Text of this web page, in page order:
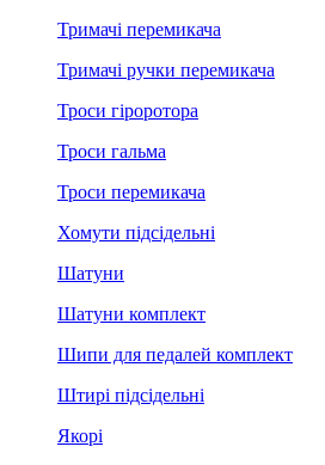
Тримачі перемикача
Тримачі ручки перемикача
Троси гіроротора
Троси гальма
Троси перемикача
Хомути підсідельні
Шатуни
Шатуни комплект
Шипи для педалей комплект
Штирі підсідельні
Якорі